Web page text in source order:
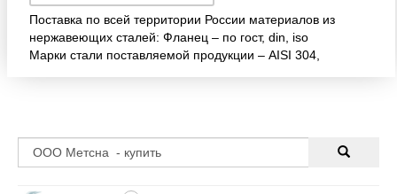
Поставка по всей территории России материалов из
нержавеющих сталей: Фланец – по гост, din, iso
Марки стали поставляемой продукции – AISI 304,